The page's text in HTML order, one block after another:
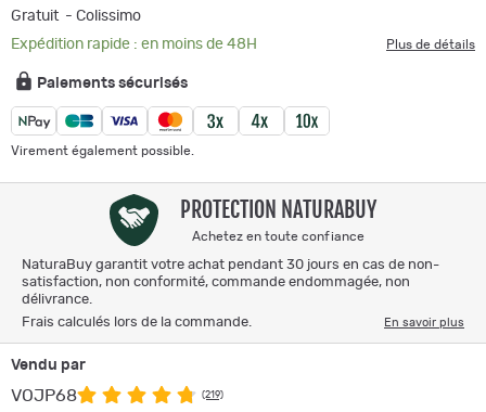
Gratuit - Colissimo
Expédition rapide : en moins de 48H
Plus de détails
Paiements sécurisés
Virement également possible.
PROTECTION NATURABUY
Achetez en toute confiance
NaturaBuy garantit votre achat pendant 30 jours en cas de non-
satisfaction, non conformité, commande endommagée, non
délivrance.
Frais calculés lors de la commande.
En savoir plus
Vendu par
VOJP68 (219)